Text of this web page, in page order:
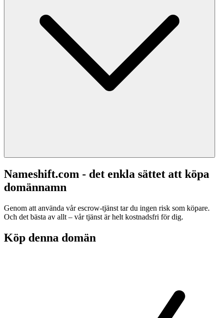
Nameshift.com - det enkla sättet att köpa
domännamn
Genom att använda vår escrow-tjänst tar du ingen risk som köpare.
Och det bästa av allt – vår tjänst är helt kostnadsfri för dig.
Köp denna domän